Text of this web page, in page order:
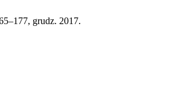
grudz. 2017.